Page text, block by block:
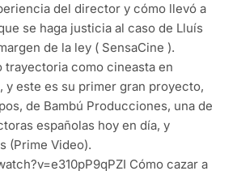
del director y cómo llevó a
se haga justicia al caso de Lluís
de la ley ( SensaCine ).
trayectoria como cineasta en
este es su primer gran proyecto,
de Bambú Producciones, una de
españolas hoy en día, y
(Prime Video).
Cómo cazar a